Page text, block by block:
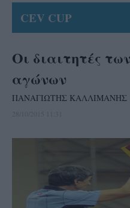
CEV CUP
Οι διαιτητές
αγώνων
ΠΑΝΑΓΙΩΤΗΣ ΚΑΛΛΙΜΑΝΗΣ